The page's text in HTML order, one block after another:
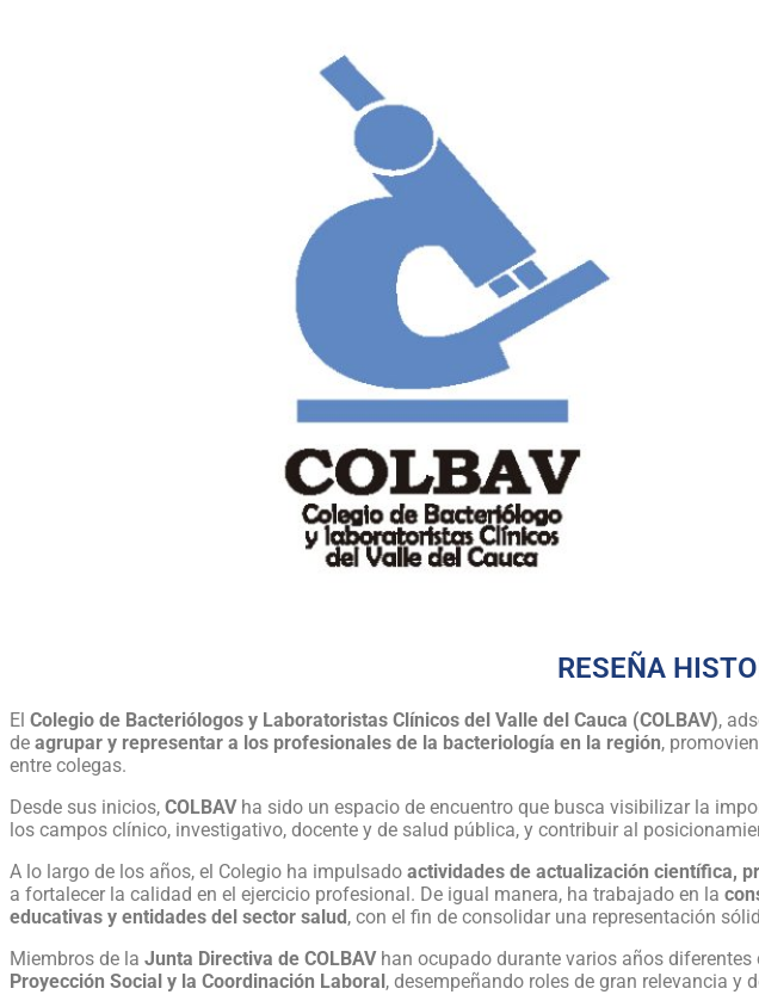
RESEÑA
El Colegio de Bacteriólogos y Laboratoristas Clínicos del Valle del Cauca (COLBAV),
de agrupar y representar a los profesionales de la bacteriología en la región,
entre colegas.
Desde sus inicios, COLBAVha sido un espacio de encuentro que busca visibilizar la
los campos clínico, investigativo, docente y de salud pública, y contribuir al
A lo largo de los años, el Colegio ha impulsado actividades de actualización científica,
a fortalecer la calidad en el ejercicio profesional. De igual manera, ha trabajado en la
educativas y entidades del sector salud, con el fin de consolidar una representación
Miembros de la Junta Directiva de COLBAVhan ocupado durante varios años diferentes
Proyección Social y la Coordinación Laboral, desempeñando roles de gran relevancia y